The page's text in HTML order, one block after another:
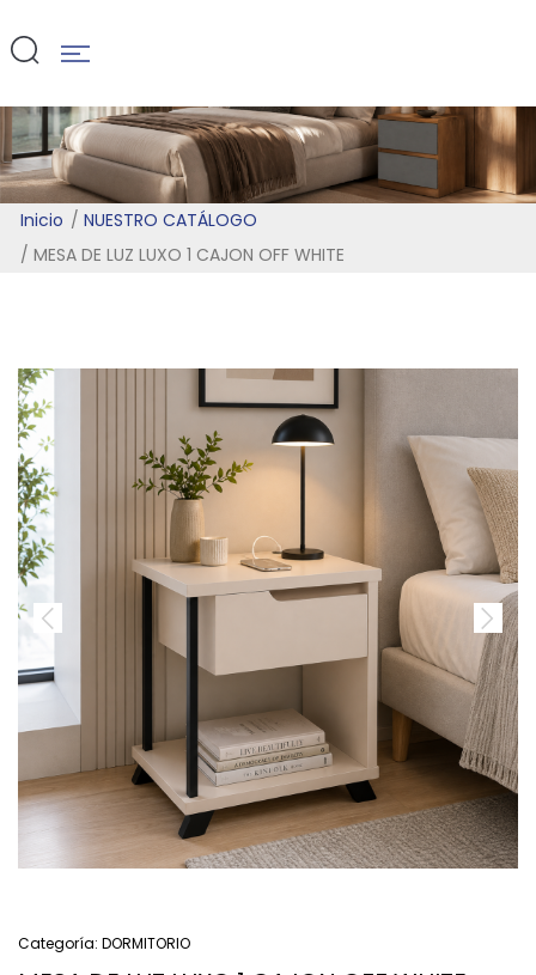
Inicio
NUESTRO CATÁLOGO
MESA DE LUZ LUXO 1 CAJON OFF WHITE
Categoría: DORMITORIO